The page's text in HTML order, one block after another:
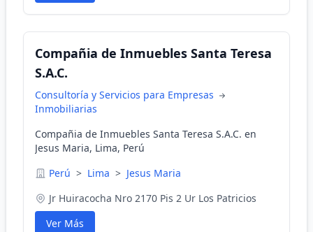
Compañia de Inmuebles Santa Teresa
S.A.C.
Consultoría y Servicios para Empresas
Inmobiliarias
Compañia de Inmuebles Santa Teresa S.A.C. en
Jesus Maria, Lima, Perú
Perú > Lima > Jesus Maria
Jr Huiracocha Nro 2170 Pis 2 Ur Los Patricios
Ver Más